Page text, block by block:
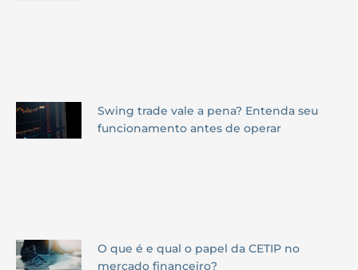
Swing trade vale a pena? Entenda seu
funcionamento antes de operar
O que é e qual o papel da CETIP no
mercado financeiro?